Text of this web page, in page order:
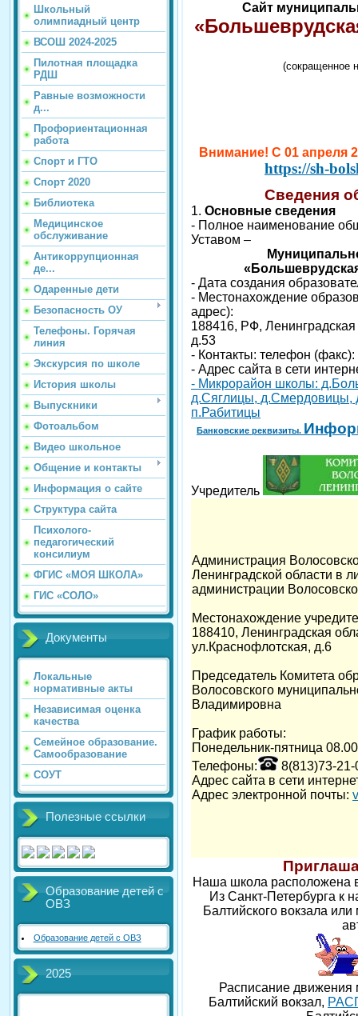
Школьный
олимпиадный центр
ВСОШ 2024-2025
Пилотная площадка
РДШ
Равные возможности
д...
Профориентационная
работа
Спорт и ГТО
Спорт 2020
Библиотека
Медицинское
обслуживание
Антикоррупционная
де...
Одаренные дети
Безопасность ОУ
Телефоны. Горячая
линия
Экскурсия по школе
История школы
Выпускники
Фотоальбом
Видео школьное
Общение и контакты
Информация о сайте
Структура сайта
Психолого-
педагогический
консилиум
ФГИС «МОЯ ШКОЛА»
ГИС «СОЛО»
Документы
Локальные
нормативные акты
Независимая оценка
качества
Семейное образование.
Самообразование
СОУТ
Полезные ссылки
Образование детей с
ОВЗ
Образование детей с ОВЗ
2025
Сайт
(сокращенное
Внимание! С 01 апреля
https://sh-
Сведения
1. Основные сведения
- Полное наименование
Уставом –
- Дата создания
- Местонахождение
адрес):
188416, РФ,
д.53
- Контакты: телефон (факс):
- Адрес сайта в сети
- Микрорайон школы:
д.Сяглицы, д.Смердовицы,
п.Рабитицы
Банковские реквизиты.
Учредитель
Администрация
Ленинградской области в
администрации
Местонахождение
188410, Ленинградская
ул.Краснофлотская, д.6
Председатель Комитета
Волосовского
Владимировна
График работы:
Понедельник-пятница
Телефоны:
8(813)73-21-
Адрес сайта в сети
Адрес электронной почты:
Наша школа расположена в
Из Санкт-Петербурга к
Балтийского вокзала
Расписание движения
Балтийский вокзал,